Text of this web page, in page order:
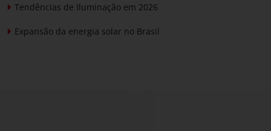
Tendências de Iluminação em 2026
Expansão da energia solar no Brasil